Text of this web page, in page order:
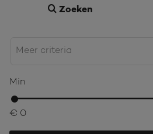
Zoeken
Min
€ 0